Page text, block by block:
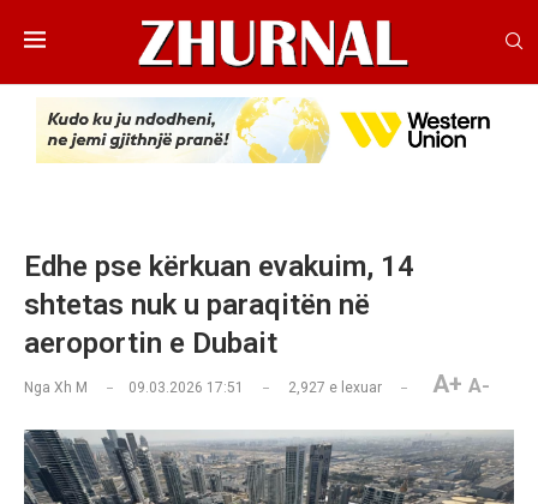
Edhe pse kërkuan evakuim, 14
shtetas nuk u paraqitën në
aeroportin e Dubait
Nga Xh M 09.03.2026 17:51 2,927 e lexuar A+ A-